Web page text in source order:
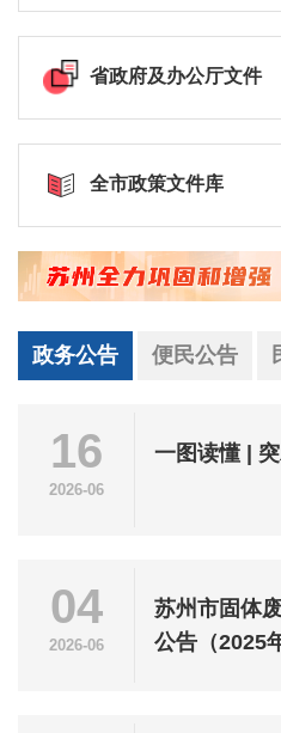
省政府及办公厅文件
全市政策文件库
政务公告 便民公告
16
2026-06
一图读懂 |
04
2026-06
苏州市固体
公告（2025